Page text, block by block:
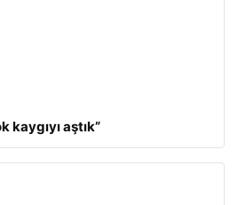
kaygıyı aştık”